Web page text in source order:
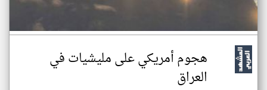
هجوم أمريكي على مليشيات في
العراق